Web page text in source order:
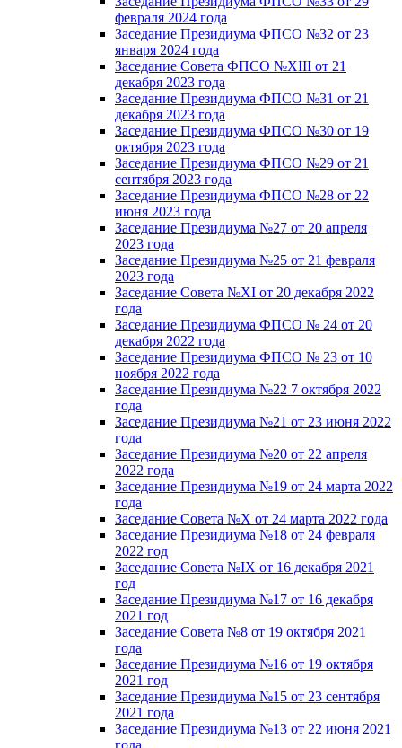
февраля 2024 года
Заседание Президиума ФПСО №32 от 23
января 2024 года
Заседание Совета ФПСО №XIII от 21
декабря 2023 года
Заседание Президиума ФПСО №31 от 21
декабря 2023 года
Заседание Президиума ФПСО №30 от 19
октября 2023 года
Заседание Президиума ФПСО №29 от 21
сентября 2023 года
Заседание Президиума ФПСО №28 от 22
июня 2023 года
Заседание Президиума №27 от 20 апреля
2023 года
Заседание Президиума №25 от 21 февраля
2023 года
Заседание Совета №XI от 20 декабря 2022
года
Заседание Президиума ФПСО № 24 от 20
декабря 2022 года
Заседание Президиума ФПСО № 23 от 10
ноября 2022 года
Заседание Президиума №22 7 октября 2022
года
Заседание Президиума №21 от 23 июня 2022
года
Заседание Президиума №20 от 22 апреля
2022 года
Заседание Президиума №19 от 24 марта 2022
года
Заседание Совета №X от 24 марта 2022 года
Заседание Президиума №18 от 24 февраля
2022 год
Заседание Совета №IX от 16 декабря 2021
год
Заседание Президиума №17 от 16 декабря
2021 год
Заседание Совета №8 от 19 октября 2021
года
Заседание Президиума №16 от 19 октября
2021 год
Заседание Президиума №15 от 23 сентября
2021 года
Заседание Президиума №13 от 22 июня 2021
года